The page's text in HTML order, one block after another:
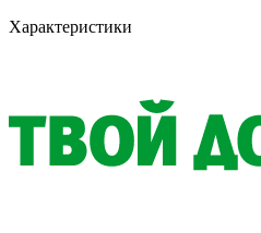
Характеристики